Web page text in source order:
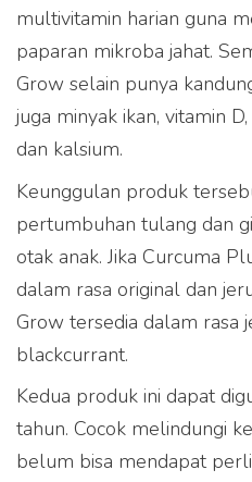
Produk
dapat
partner e-
multivitamin harian guna
paparan mikroba jahat.
Grow selain punya
juga minyak ikan, vitamin
dan kalsium.
Keunggulan produk
pertumbuhan tulang dan
otak anak. Jika Curcuma
dalam rasa original dan
Grow tersedia dalam rasa
blackcurrant.
Kedua produk ini dapat
tahun. Cocok melindungi
belum bisa mendapat